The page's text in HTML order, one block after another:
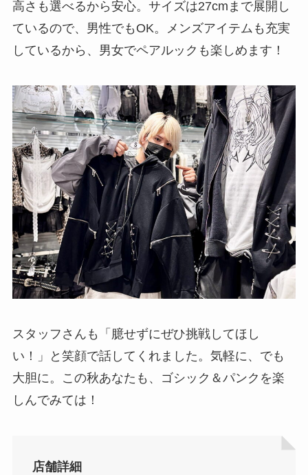
高さも選べるから安心。サイズは27cmまで展開し
ているので、男性でもOK。メンズアイテムも充実
しているから、男女でペアルックも楽しめます！
スタッフさんも「臆せずにぜひ挑戦してほし
い！」と笑顔で話してくれました。気軽に、でも
大胆に。この秋あなたも、ゴシック＆パンクを楽
しんでみては！
店舗詳細